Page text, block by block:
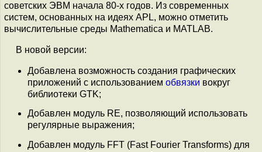
советских ЭВМ начала 80-х годов. Из современных
систем, основанных на идеях APL, можно отметить
вычислительные среды Mathematica и MATLAB.
В новой версии:
Добавлена возможность создания графических
приложений с использованием обвязки вокруг
библиотеки GTK;
Добавлен модуль RE, позволяющий использовать
регулярные выражения;
Добавлен модуль FFT (Fast Fourier Transforms) для